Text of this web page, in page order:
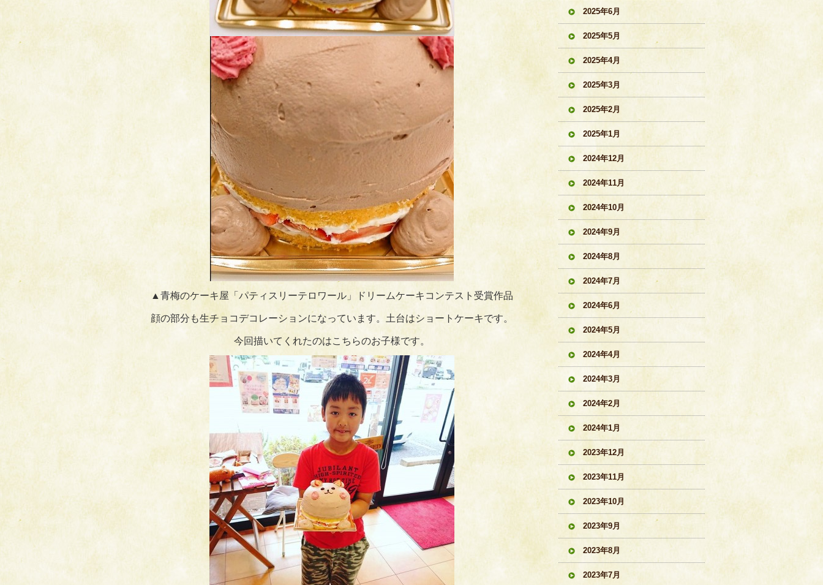
▲青梅のケーキ屋「パティスリーテロワール」ドリームケーキコンテスト受賞作品
顔の部分も生チョコデコレーションになっています。土台はショートケーキです。
今回描いてくれたのはこちらのお子様です。
2025年6月
2025年5月
2025年4月
2025年3月
2025年2月
2025年1月
2024年12月
2024年11月
2024年10月
2024年9月
2024年8月
2024年7月
2024年6月
2024年5月
2024年4月
2024年3月
2024年2月
2024年1月
2023年12月
2023年11月
2023年10月
2023年9月
2023年8月
2023年7月